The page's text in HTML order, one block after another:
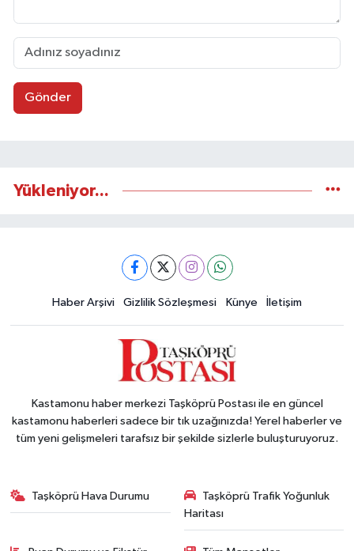
Gönder
Yükleniyor...
Haber Arşivi Gizlilik Sözleşmesi Künye İletişim
Kastamonu haber merkezi Taşköprü Postası ile en güncel
kastamonu haberleri sadece bir tık uzağınızda! Yerel haberler ve
tüm yeni gelişmeleri tarafsız bir şekilde sizlerle buluşturuyoruz.
Taşköprü Hava Durumu
Taşköprü Trafik Yoğunluk
Haritası